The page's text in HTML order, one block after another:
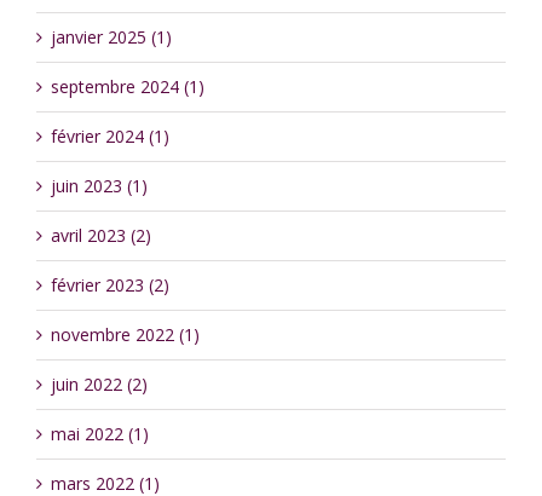
janvier 2025 (1)
septembre 2024 (1)
février 2024 (1)
juin 2023 (1)
avril 2023 (2)
février 2023 (2)
novembre 2022 (1)
juin 2022 (2)
mai 2022 (1)
mars 2022 (1)